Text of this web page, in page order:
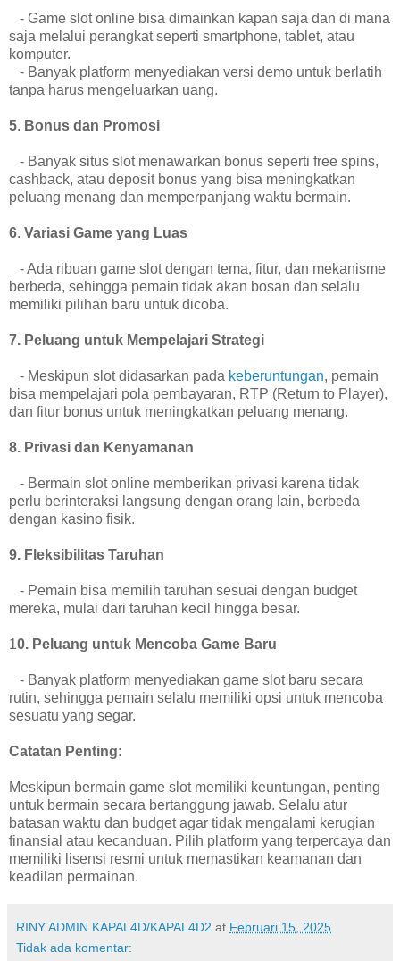
- Game slot online bisa dimainkan kapan saja dan di mana
saja melalui perangkat seperti smartphone, tablet, atau
komputer.
- Banyak platform menyediakan versi demo untuk berlatih
tanpa harus mengeluarkan uang.
5. Bonus dan Promosi
- Banyak situs slot menawarkan bonus seperti free spins,
cashback, atau deposit bonus yang bisa meningkatkan
peluang menang dan memperpanjang waktu bermain.
6. Variasi Game yang Luas
- Ada ribuan game slot dengan tema, fitur, dan mekanisme
berbeda, sehingga pemain tidak akan bosan dan selalu
memiliki pilihan baru untuk dicoba.
7. Peluang untuk Mempelajari Strategi
- Meskipun slot didasarkan pada keberuntungan, pemain
bisa mempelajari pola pembayaran, RTP (Return to Player),
dan fitur bonus untuk meningkatkan peluang menang.
8. Privasi dan Kenyamanan
- Bermain slot online memberikan privasi karena tidak
perlu berinteraksi langsung dengan orang lain, berbeda
dengan kasino fisik.
9. Fleksibilitas Taruhan
- Pemain bisa memilih taruhan sesuai dengan budget
mereka, mulai dari taruhan kecil hingga besar.
10. Peluang untuk Mencoba Game Baru
- Banyak platform menyediakan game slot baru secara
rutin, sehingga pemain selalu memiliki opsi untuk mencoba
sesuatu yang segar.
Catatan Penting:
Meskipun bermain game slot memiliki keuntungan, penting
untuk bermain secara bertanggung jawab. Selalu atur
batasan waktu dan budget agar tidak mengalami kerugian
finansial atau kecanduan. Pilih platform yang terpercaya dan
memiliki lisensi resmi untuk memastikan keamanan dan
keadilan permainan.
RINY ADMIN KAPAL4D/KAPAL4D2 at Februari 15, 2025
Tidak ada komentar: